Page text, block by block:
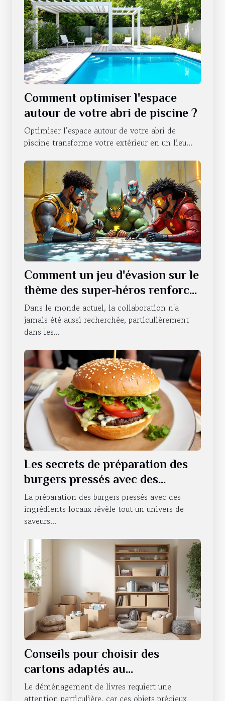
Comment optimiser l'espace
autour de votre abri de piscine ?
Optimiser l’espace autour de votre abri de
piscine transforme votre extérieur en un lieu...
Comment un jeu d'évasion sur le
thème des super-héros renforce
le travail d'équipe ?
Dans le monde actuel, la collaboration n'a
jamais été aussi recherchée, particulièrement
dans les...
Les secrets de préparation des
burgers pressés avec des
ingrédients locaux
La préparation des burgers pressés avec des
ingrédients locaux révèle tout un univers de
saveurs...
Conseils pour choisir des
cartons adaptés au
déménagement de livres
Le déménagement de livres requiert une
attention particulière, car ces objets précieux